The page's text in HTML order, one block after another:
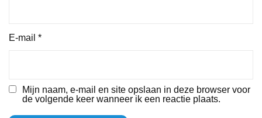
E-mail *
Mijn naam, e-mail en site opslaan in deze browser voor
de volgende keer wanneer ik een reactie plaats.